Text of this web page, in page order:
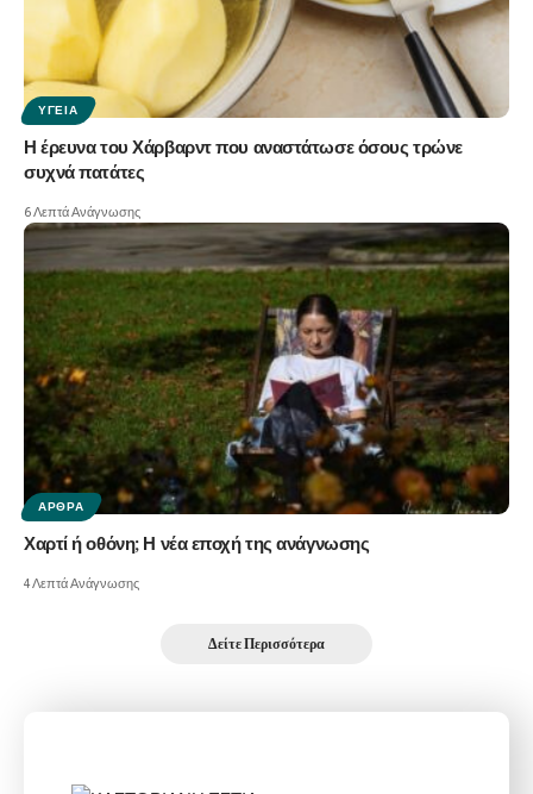
ΥΓΕΊΑ
Η έρευνα του Χάρβαρντ που αναστάτωσε όσους τρώνε
συχνά πατάτες
6 Λεπτά Ανάγνωσης
ΆΡΘΡΑ
Χαρτί ή οθόνη; Η νέα εποχή της ανάγνωσης
4 Λεπτά Ανάγνωσης
Δείτε Περισσότερα